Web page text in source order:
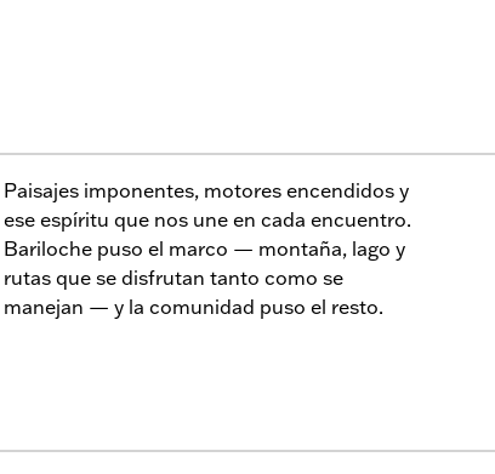
Paisajes imponentes, motores encendidos y
ese espíritu que nos une en cada encuentro.
Bariloche puso el marco — montaña, lago y
rutas que se disfrutan tanto como se
manejan — y la comunidad puso el resto.